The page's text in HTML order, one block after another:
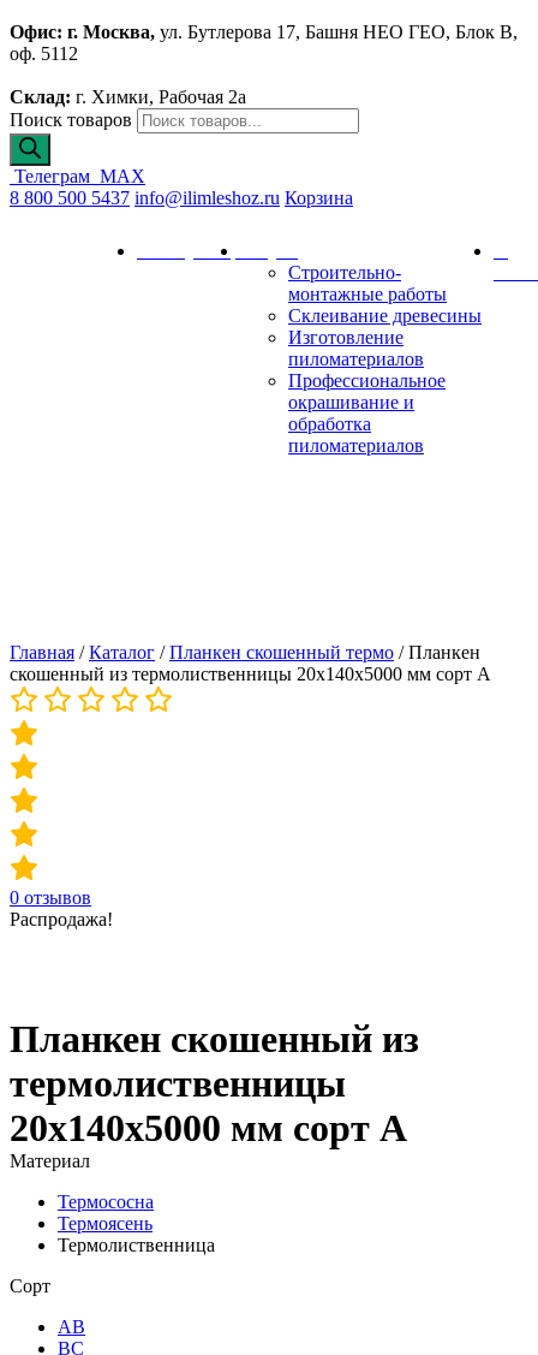
Офис: г. Москва, ул. Бутлерова 17, Башня НЕО ГЕО, Блок В,
оф. 5112
Склад: г. Химки, Рабочая 2а
Поиск товаров
Телеграм MAX
8 800 500 5437 info@ilimleshoz.ru Корзина
Калькулятор
Строительно-
монтажные работы
Склеивание древесины
Изготовление
пиломатериалов
Профессиональное
окрашивание и
обработка
пиломатериалов
Главная /Каталог /Планкен скошенный термо /Планкен
скошенный из термолиственницы 20х140х5000 мм сорт А
0 отзывов
Распродажа!
Планкен скошенный из
термолиственницы
20х140х5000 мм сорт А
Материал
Термососна
Термоясень
Термолиственница
Сорт
АВ
ВС